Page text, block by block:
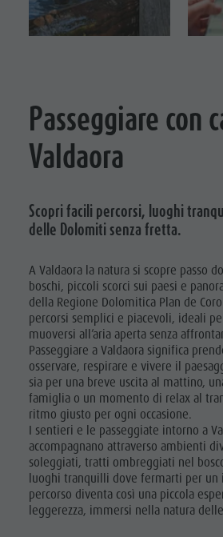
VACANZA
CICLOTURISMO
BIKE MIKE
Bar & Ristoranti
Benessere
Guide alpine
Posto Grill
Prodotti locali
Team Olang Card
Meteo
Mobilità locale
Webcam
Passeggiare con
Valdaora
Scopri facili percorsi, luoghi
delle Dolomiti senza fretta.
A Valdaora la natura si scopre passo
boschi, piccoli scorci sui paesi e
della Regione Dolomitica Plan de
percorsi semplici e piacevoli, ideali
muoversi all’aria aperta senza
Passeggiare a Valdaora significa
osservare, respirare e vivere il
sia per una breve uscita al mattino,
famiglia o un momento di relax al
ritmo giusto per ogni occasione.
I sentieri e le passeggiate intorno a
accompagnano attraverso ambienti
soleggiati, tratti ombreggiati nel
luoghi tranquilli dove fermarti per un
percorso diventa così una piccola
leggerezza, immersi nella natura